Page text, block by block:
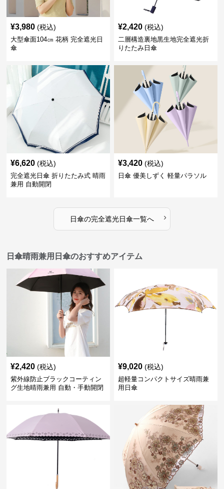
¥3,980 (税込)
大型傘面104㎝ 花柄 完全遮光日
傘
¥2,420 (税込)
二層構造裏地黒生地完全遮光折
りたたみ日傘
¥6,620 (税込)
完全遮光日傘 折りたたみ式 晴雨
兼用 自動開閉
¥3,420 (税込)
日傘 優美しずく 軽量パラソル
日傘の完全遮光日傘一覧へ ›
日傘晴雨兼用日傘のおすすめアイテム
¥2,420 (税込)
紫外線防止ブラックコーティン
グ生地晴雨兼用 自動・手動開閉
¥9,020 (税込)
超軽量コンパクトサイズ晴雨兼
用日傘